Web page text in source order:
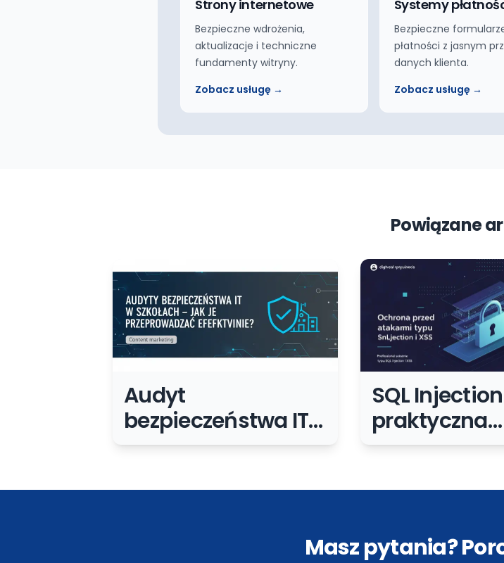
Strony internetowe
Bezpieczne wdrożenia,
aktualizacje i techniczne
fundamenty witryny.
Zobacz usługę →
Systemy
Bezpieczne
płatności z jasnym
danych klienta.
Zobacz usługę →
Powiązane
Audyt
bezpieczeństwa IT
w szkole: zakres,
priorytety
SQL
praktyczna
ochrona
API
Masz pytania?